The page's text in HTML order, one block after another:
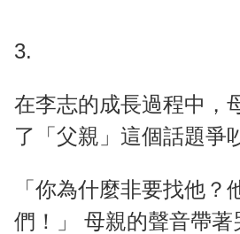
3.
在李志的成長過程中，
了「父親」這個話題爭
「你為什麼非要找他？
們！」 母親的聲音帶著